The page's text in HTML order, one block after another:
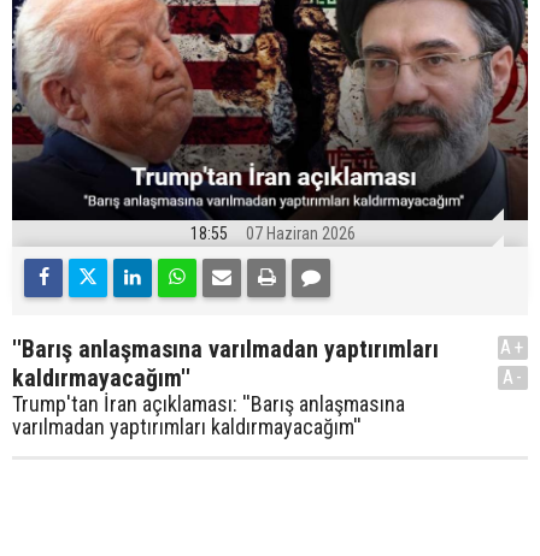
18:55 07 Haziran 2026
''Barış anlaşmasına varılmadan yaptırımları
kaldırmayacağım''
Trump'tan İran açıklaması: ''Barış anlaşmasına
varılmadan yaptırımları kaldırmayacağım''
A+
A-